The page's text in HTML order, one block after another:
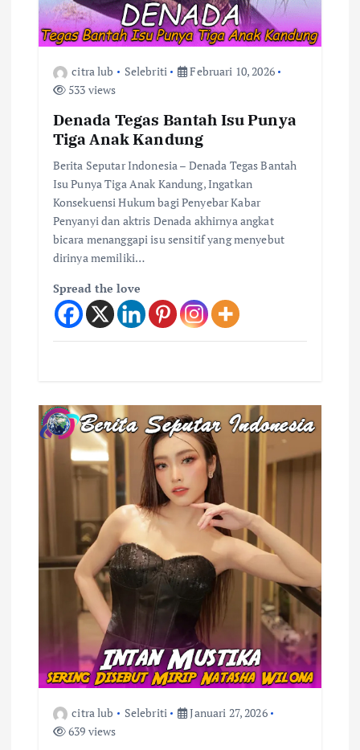
citra lub Selebriti
Februari 10, 2026
533 views
Denada Tegas Bantah Isu Punya
Tiga Anak Kandung
Berita Seputar Indonesia – Denada Tegas Bantah
Isu Punya Tiga Anak Kandung, Ingatkan
Konsekuensi Hukum bagi Penyebar Kabar
Penyanyi dan aktris Denada akhirnya angkat
bicara menanggapi isu sensitif yang menyebut
dirinya memiliki…
Spread the love
citra lub Selebriti
Januari 27, 2026
639 views